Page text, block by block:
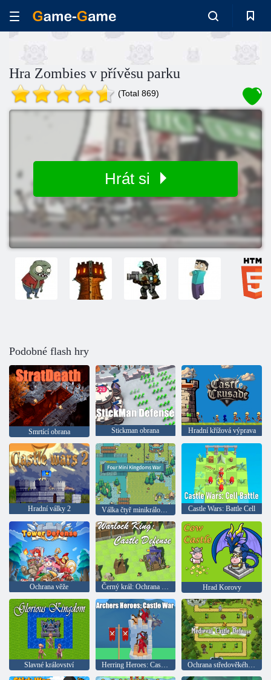
Hra Zombies v přívěsu parku
(Total 869)
Hrát si
Podobné flash hry
Smrtící obrana Stickman obrana Hradní křížová výprava
Hradní války 2 Válka čtyř minikrálovství Castle Wars: Battle Cell
Ochrana věže Černý král: Ochrana hradu Hrad Korovy
Slavné království Herring Heroes: Castle War Ochrana středověkého hradu